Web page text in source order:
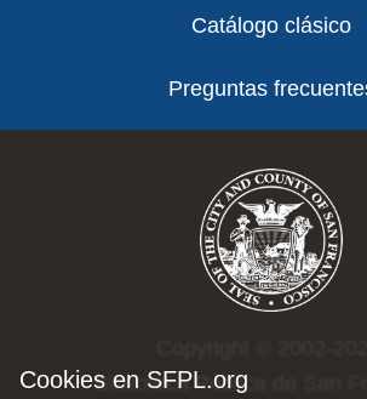
Cookies en SFPL.org
Catálogo clásico
Preguntas
Biblioteca Pública de San